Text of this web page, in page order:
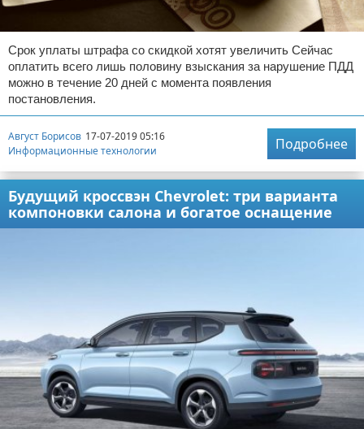
Срок уплаты штрафа со скидкой хотят увеличить Сейчас
оплатить всего лишь половину взыскания за нарушение ПДД
можно в течение 20 дней с момента появления
постановления.
Август Борисов 17-07-2019 05:16
Информационные технологии
Подробнее
Будущий кроссвэн Chevrolet: три варианта
компоновки салона и богатое оснащение